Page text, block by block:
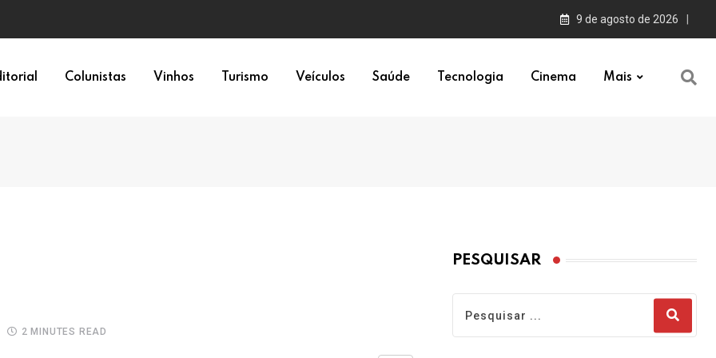
política 9 de agosto de 2026
Colunistas Vinhos Turismo Veículos Saúde Tecnologia Cinema Mais
2 MINUTES READ
PESQUISAR